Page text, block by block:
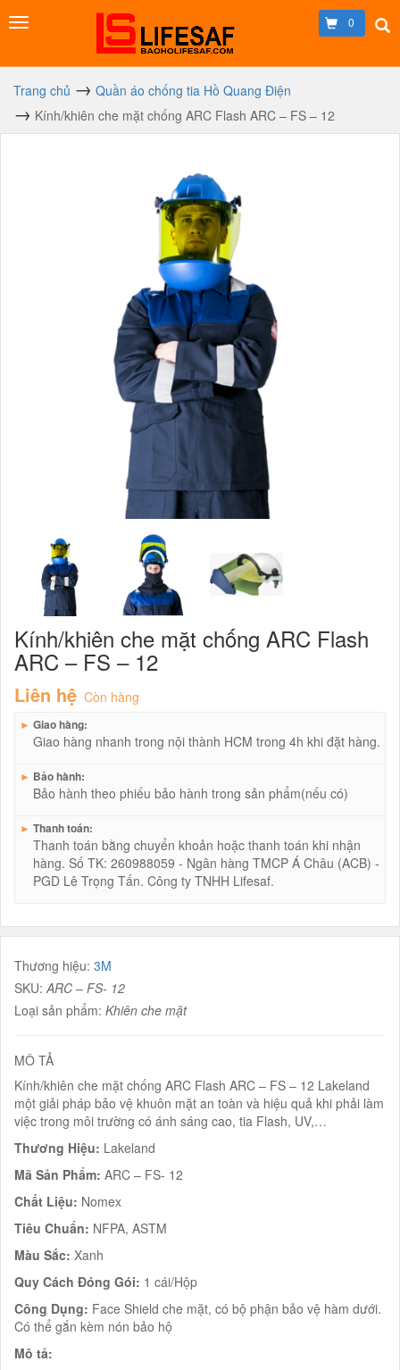
0
Trang chủ
Quần áo chống tia Hồ Quang Điện
Kính/khiên che mặt chống ARC Flash ARC – FS – 12
Kính/khiên che mặt chống ARC Flash
ARC – FS – 12
Liên hệ Còn hàng
► Giao hàng:
Giao hàng nhanh trong nội thành HCM trong 4h khi đặt hàng.
► Bảo hành:
Bảo hành theo phiếu bảo hành trong sản phẩm(nếu có)
► Thanh toán:
Thanh toán bằng chuyển khoản hoặc thanh toán khi nhận
hàng. Số TK: 260988059 - Ngân hàng TMCP Á Châu (ACB) -
PGD Lê Trọng Tấn. Công ty TNHH Lifesaf.
Thương hiệu: 3M
SKU:ARC – FS- 12
Loại sản phẩm: Khiên che mặt
MÔ TẢ
Kính/khiên che mặt chống ARC Flash ARC – FS – 12 Lakeland
một giải pháp bảo vệ khuôn mặt an toàn và hiệu quả khi phải làm
việc trong môi trường có ánh sáng cao, tia Flash, UV,…
Thương Hiệu: Lakeland
Mã Sản Phẩm: ARC – FS- 12
Chất Liệu: Nomex
Tiêu Chuẩn: NFPA, ASTM
Màu Sắc: Xanh
Quy Cách Đóng Gói: 1 cái/Hộp
Công Dụng: Face Shield che mặt, có bộ phận bảo vệ hàm dưới.
Có thể gắn kèm nón bảo hộ
Mô tả: